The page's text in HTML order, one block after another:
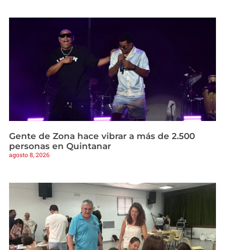
Gente de Zona hace vibrar a más de 2.500
personas en Quintanar
agosto 8, 2026